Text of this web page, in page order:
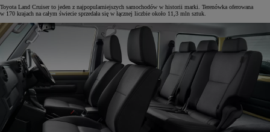
Toyota Land Cruiser to jeden z najpopularniejszych samochodów w historii marki. Terenówka oferowana
w 170 krajach na całym świecie sprzedała się w łącznej liczbie około 11,3 mln sztuk.